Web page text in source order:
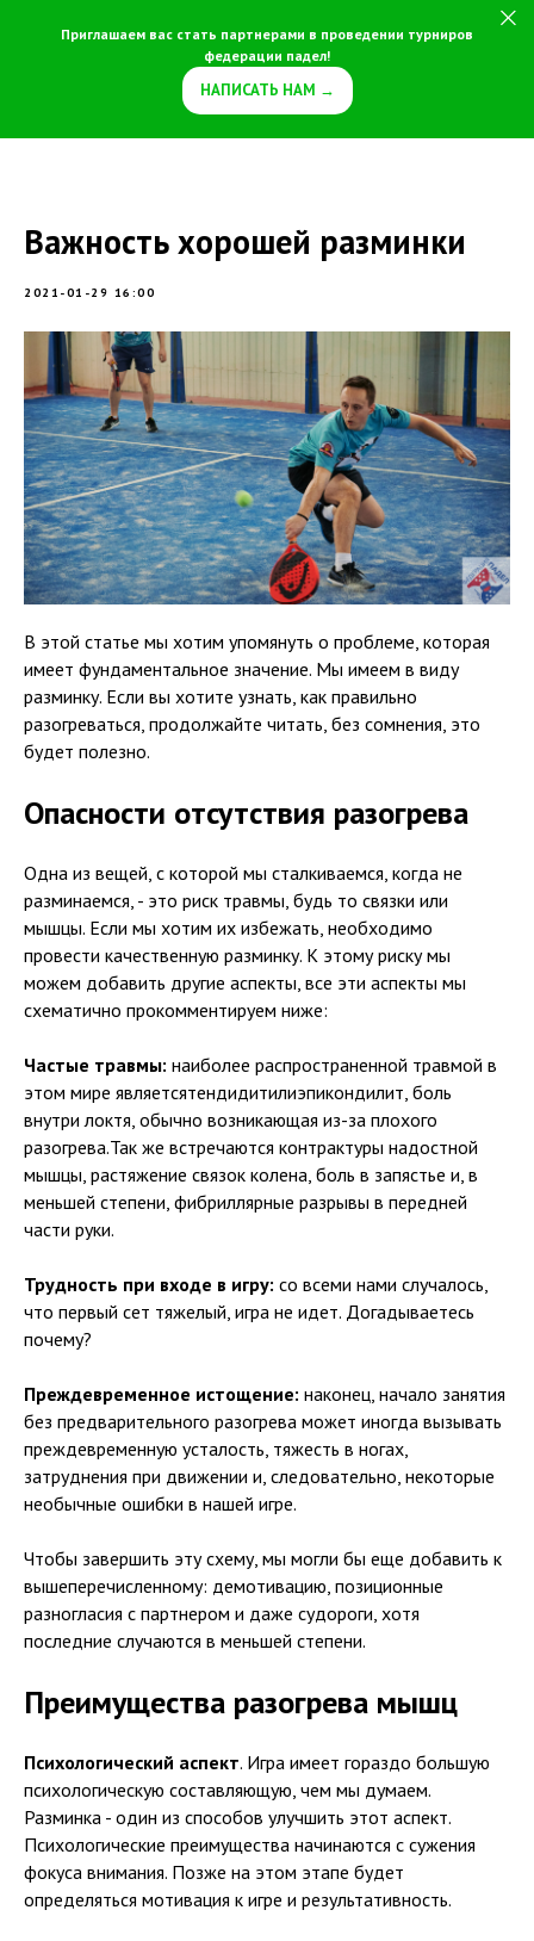
Приглашаем вас стать партнерами в проведении турниров
федерации падел!
НАПИСАТЬ НАМ →
Важность хорошей разминки
2021-01-29 16:00
В этой статье мы хотим упомянуть о проблеме, которая
имеет фундаментальное значение. Мы имеем в виду
разминку. Если вы хотите узнать, как правильно
разогреваться, продолжайте читать, без сомнения, это
будет полезно.
Опасности отсутствия разогрева
Одна из вещей, с которой мы сталкиваемся, когда не
разминаемся, - это риск травмы, будь то связки или
мышцы. Если мы хотим их избежать, необходимо
провести качественную разминку. К этому риску мы
можем добавить другие аспекты, все эти аспекты мы
схематично прокомментируем ниже:
Частые травмы: наиболее распространенной травмой в
этом мире являетсятендидитилиэпикондилит, боль
внутри локтя, обычно возникающая из-за плохого
разогрева.Так же встречаются контрактуры надостной
мышцы, растяжение связок колена, боль в запястье и, в
меньшей степени, фибриллярные разрывы в передней
части руки.
Трудность при входе в игру: со всеми нами случалось,
что первый сет тяжелый, игра не идет. Догадываетесь
почему?
Преждевременное истощение: наконец, начало занятия
без предварительного разогрева может иногда вызывать
преждевременную усталость, тяжесть в ногах,
затруднения при движении и, следовательно, некоторые
необычные ошибки в нашей игре.
Чтобы завершить эту схему, мы могли бы еще добавить к
вышеперечисленному: демотивацию, позиционные
разногласия с партнером и даже судороги, хотя
последние случаются в меньшей степени.
Преимущества разогрева мышц
Психологический аспект. Игра имеет гораздо большую
психологическую составляющую, чем мы думаем.
Разминка - один из способов улучшить этот аспект.
Психологические преимущества начинаются с сужения
фокуса внимания. Позже на этом этапе будет
определяться мотивация к игре и результативность.